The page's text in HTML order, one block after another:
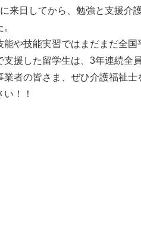
来日してから、勉強と支援介
能や技能実習ではまだまだ全国
支援した留学生は、3年連続全
業者の皆さま、ぜひ介護福祉
い！！